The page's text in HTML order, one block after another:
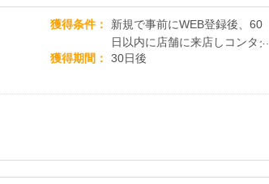
獲得条件
新規で事前にWEB登録後、60
日以内に店舗に来店しコンタク
トレンズを１箱以上購入
獲得期間 30日後